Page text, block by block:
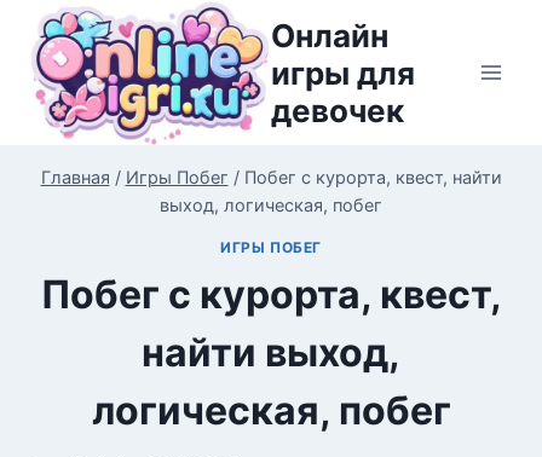
Перейти
содержимому
Онлайн
игры для
девочек
Главная / Игры Побег / Побег с курорта, квест, найти
выход, логическая, побег
ИГРЫ ПОБЕГ
Побег с курорта, квест,
найти выход,
логическая, побег